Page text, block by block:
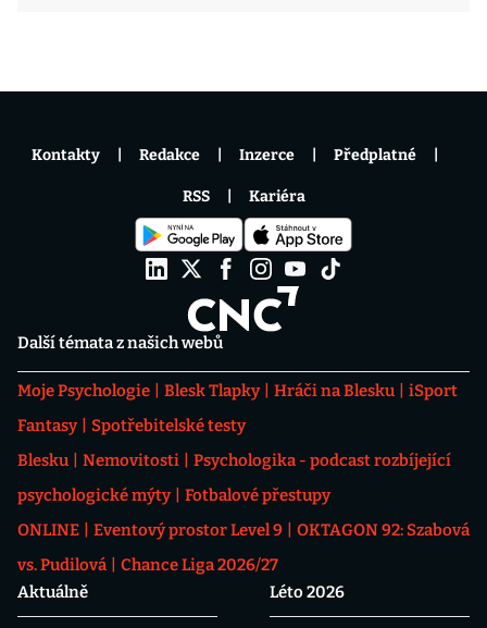
Další témata z našich webů
Moje Psychologie Blesk Tlapky Hráči na Blesku
iSport
Fantasy
Spotřebitelské testy
Blesku
Nemovitosti
Psychologika - podcast rozbíjející
psychologické mýty
Fotbalové přestupy
ONLINE
Eventový prostor Level 9
OKTAGON 92: Szabová
vs. Pudilová
Chance Liga 2026/27
Aktuálně
Léto 2026
Kontakty Redakce Inzerce Předplatné
RSS Kariéra